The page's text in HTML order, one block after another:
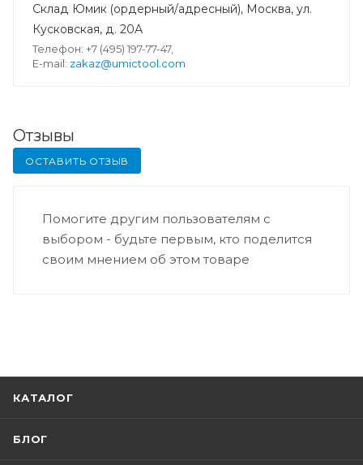
Склад Юмик (ордерный/адресный), Москва, ул.
Кусковская, д. 20А
Телефон: +7 (495) 197-77-47,
E-mail: zakaz@umictool.com
Отзывы
ОСТАВИТЬ ОТЗЫВ
Помогите другим пользователям с
выбором - будьте первым, кто поделится
своим мнением об этом товаре
КАТАЛОГ
БЛОГ